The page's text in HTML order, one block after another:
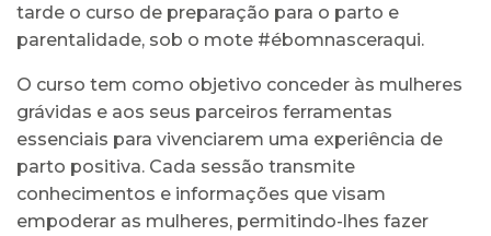
tarde o curso de preparação para o parto e
parentalidade, sob o mote #ébomnasceraqui.
O curso tem como objetivo conceder às mulheres
grávidas e aos seus parceiros ferramentas
essenciais para vivenciarem uma experiência de
parto positiva. Cada sessão transmite
conhecimentos e informações que visam
empoderar as mulheres, permitindo-lhes fazer